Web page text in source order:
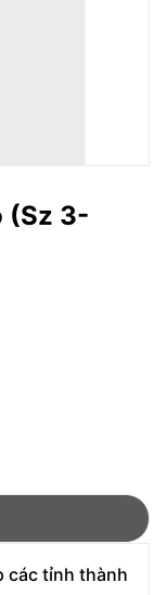
(Sz 3-
các tỉnh thành